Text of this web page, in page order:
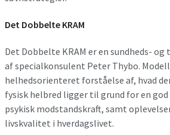
Det Dobbelte KRAM
Det Dobbelte KRAM er en sundheds-
af specialkonsulent Peter Thybo.
helhedsorienteret forståelse af, hvad
fysisk helbred ligger til grund for en
psykisk modstandskraft, samt
livskvalitet i hverdagslivet.